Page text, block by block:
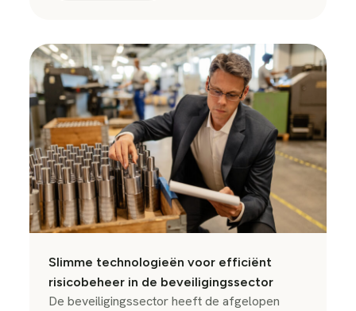
Slimme technologieën voor efficiënt
risicobeheer in de beveiligingssector
De beveiligingssector heeft de afgelopen